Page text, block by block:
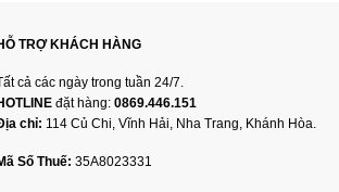
TRỢ KHÁCH HÀNG
cả các ngày trong tuần 24/7.
đặt hàng: 0869.446.151
chỉ: 114 Củ Chi, Vĩnh Hải, Nha Trang, Khánh Hòa.
Số Thuế: 35A8023331